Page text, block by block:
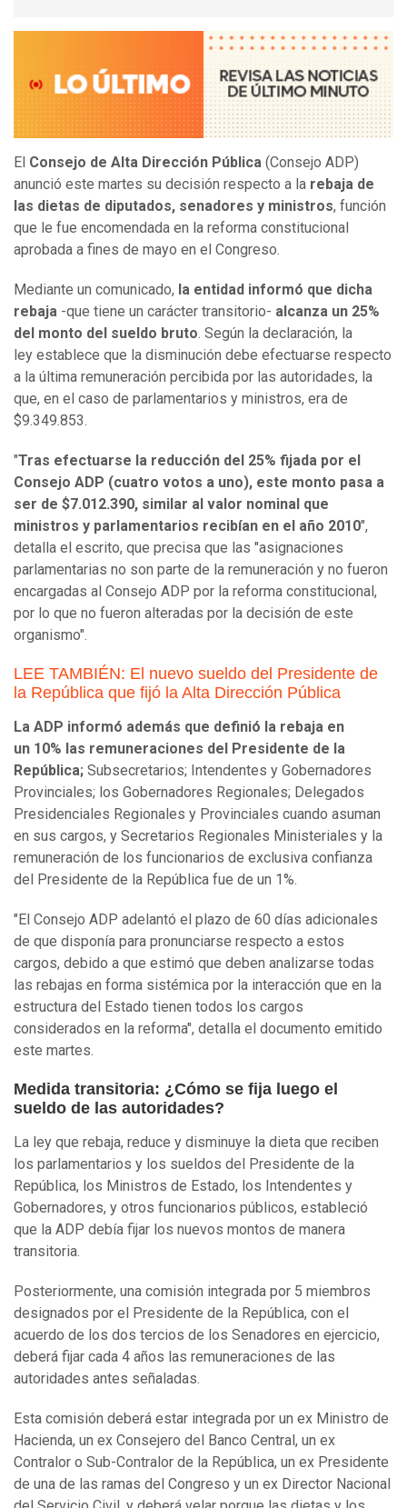
El Consejo de Alta Dirección Pública (Consejo ADP)
anunció este martes su decisión respecto a la rebaja de
las dietas de diputados, senadores y ministros, función
que le fue encomendada en la reforma constitucional
aprobada a fines de mayo en el Congreso.
Mediante un comunicado, la entidad informó que dicha
rebaja -que tiene un carácter transitorio- alcanza un 25%
del monto del sueldo bruto. Según la declaración, la
ley establece que la disminución debe efectuarse respecto
a la última remuneración percibida por las autoridades, la
que, en el caso de parlamentarios y ministros, era de
$9.349.853.
"Tras efectuarse la reducción del 25% fijada por el
Consejo ADP (cuatro votos a uno), este monto pasa a
ser de $7.012.390, similar al valor nominal que
ministros y parlamentarios recibían en el año 2010",
detalla el escrito, que precisa que las "asignaciones
parlamentarias no son parte de la remuneración y no fueron
encargadas al Consejo ADP por la reforma constitucional,
por lo que no fueron alteradas por la decisión de este
organismo".
LEE TAMBIÉN: El nuevo sueldo del Presidente de
la República que fijó la Alta Dirección Pública
La ADP informó además que definió la rebaja en
un 10% las remuneraciones del Presidente de la
República; Subsecretarios; Intendentes y Gobernadores
Provinciales; los Gobernadores Regionales; Delegados
Presidenciales Regionales y Provinciales cuando asuman
en sus cargos, y Secretarios Regionales Ministeriales y la
remuneración de los funcionarios de exclusiva confianza
del Presidente de la República fue de un 1%.
"El Consejo ADP adelantó el plazo de 60 días adicionales
de que disponía para pronunciarse respecto a estos
cargos, debido a que estimó que deben analizarse todas
las rebajas en forma sistémica por la interacción que en la
estructura del Estado tienen todos los cargos
considerados en la reforma", detalla el documento emitido
este martes.
Medida transitoria: ¿Cómo se fija luego el
sueldo de las autoridades?
La ley que rebaja, reduce y disminuye la dieta que reciben
los parlamentarios y los sueldos del Presidente de la
República, los Ministros de Estado, los Intendentes y
Gobernadores, y otros funcionarios públicos, estableció
que la ADP debía fijar los nuevos montos de manera
transitoria.
Posteriormente, una comisión integrada por 5 miembros
designados por el Presidente de la República, con el
acuerdo de los dos tercios de los Senadores en ejercicio,
deberá fijar cada 4 años las remuneraciones de las
autoridades antes señaladas.
Esta comisión deberá estar integrada por un ex Ministro de
Hacienda, un ex Consejero del Banco Central, un ex
Contralor o Sub-Contralor de la República, un ex Presidente
de una de las ramas del Congreso y un ex Director Nacional